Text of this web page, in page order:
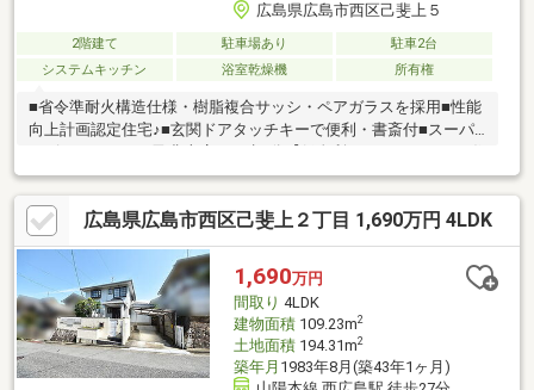
広島県広島市西区己斐上５
2階建て 駐車場あり
駐車2台
システムキッチン
浴室乾燥機 所有権
■省令準耐火構造仕様・樹脂複合サッシ・ペアガラスを採用■性能
向上計画認定住宅♪■玄関ドアタッチキーで便利・書斎付■スーパ
宅ローン】引越しを機に家電費用も住宅ローンに組入可能☆頭
金・諸費用のない方でもまずはご相談ください♪車等の個人ローン
も一本化して月々支払いを減額☆◇◆西洋トラスト株式会社
◆◇・住宅ローンに不安がある方、一度断られた方、お気軽にご
相談ください・ご自宅までの送迎いたします。事前にご連絡下さ
い・他社で掲載されている物件情報もまとめて資料をお送りしま
す・是非一度条件をお聞かせください♪
広島県広島市西区己斐上２丁目 1,690万円 4LDK
1,690万円
間取り 4LDK
建物面積109.23m2
土地面積194.31m2
築年月 1983年8月(築43年1ヶ月)